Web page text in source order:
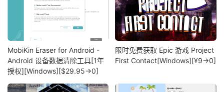
MobiKin Eraser for Android -
Android 设备数据清除工具[1年
授权][Windows][$29.95→0]
限时免费获取 Epic 游戏 Project
First Contact[Windows][¥9→0]